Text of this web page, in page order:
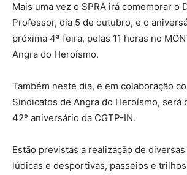
Mais uma vez o SPRA irá comemorar o
Professor, dia 5 de outubro, e o
próxima 4ª feira, pelas 11 horas no
Angra do Heroísmo.
Também neste dia, e em colaboração
Sindicatos de Angra do Heroísmo, será
42º aniversário da CGTP-IN.
Estão previstas a realização de
lúdicas e desportivas, passeios e